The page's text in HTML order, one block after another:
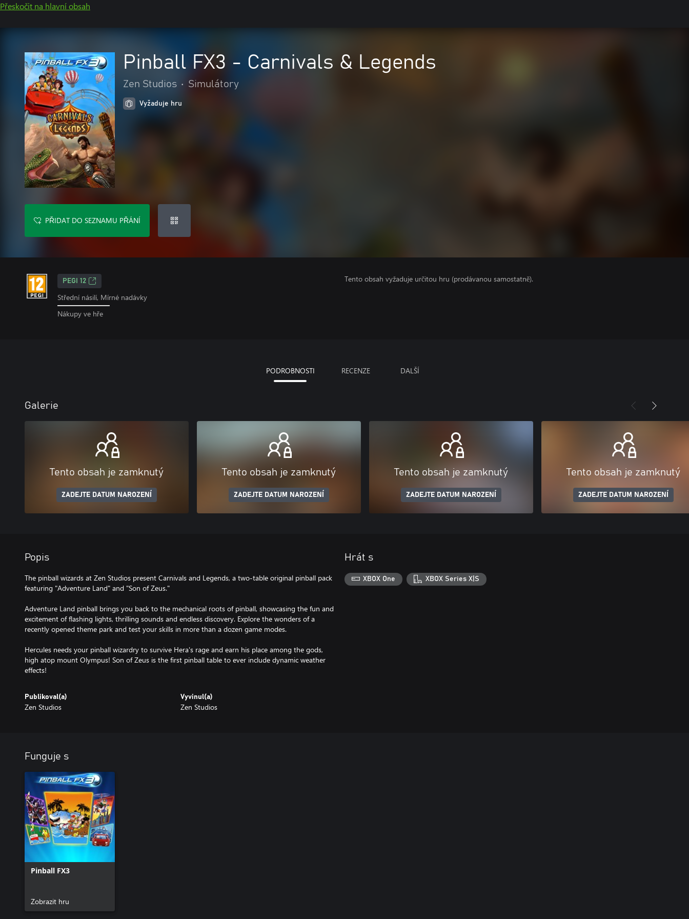
Přeskočit na hlavní obsah
Pinball FX3 - Carnivals & Legends
Zen Studios • Simulátory
Vyžaduje hru
PŘIDAT DO SEZNAMU PŘÁNÍ
PEGI 12
Střední násilí, Mírné nadávky
Nákupy ve hře
Tento obsah vyžaduje určitou hru (prodávanou samostatně).
PODROBNOSTI RECENZE DALŠÍ
Galerie
Tento obsah je zamknutý
ZADEJTE DATUM NAROZENÍ
Tento obsah je zamknutý
ZADEJTE DATUM NAROZENÍ
Tento obsah je zamknutý
ZADEJTE DATUM NAROZENÍ
Tento obsah je zamknutý
ZADEJTE DATUM NAROZENÍ
Popis
The pinball wizards at Zen Studios present Carnivals and Legends, a two-table original pinball pack
featuring "Adventure Land" and "Son of Zeus."
Adventure Land pinball brings you back to the mechanical roots of pinball, showcasing the fun and
excitement of flashing lights, thrilling sounds and endless discovery. Explore the wonders of a
recently opened theme park and test your skills in more than a dozen game modes.
Hercules needs your pinball wizardry to survive Hera's rage and earn his place among the gods,
high atop mount Olympus! Son of Zeus is the first pinball table to ever include dynamic weather
effects!
Publikoval(a)
Zen Studios
Vyvinul(a)
Zen Studios
Hrát s
XBOX One XBOX Series X|S
Funguje s
Pinball FX3
Zobrazit hru